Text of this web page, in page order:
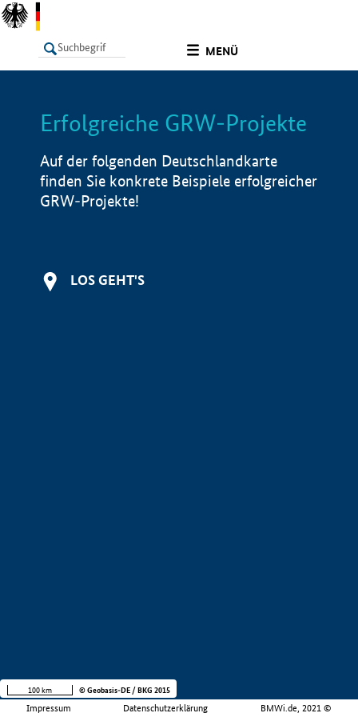
MENÜ
LISTE Info
Erfolgreiche GRW-Projekte
Auf der folgenden Deutschlandkarte
finden Sie konkrete Beispiele erfolgreicher
GRW-Projekte!
LOS GEHT'S
Impressum Datenschutzerklärung BMWi.de, 2021 ©
100 km © Geobasis-DE / BKG 2015